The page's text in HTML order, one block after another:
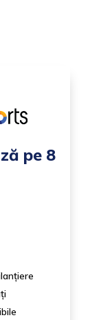
pe 8